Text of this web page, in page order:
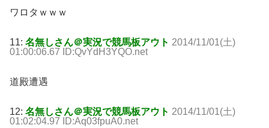
ワロタｗｗｗ
11: 名無しさん＠実況で競馬板アウト 2014/11/01(土)
01:00:06.67 ID:QvYdH3YQO.net
道殿遭遇
12: 名無しさん＠実況で競馬板アウト 2014/11/01(土)
01:02:04.97 ID:Aq03fpuA0.net